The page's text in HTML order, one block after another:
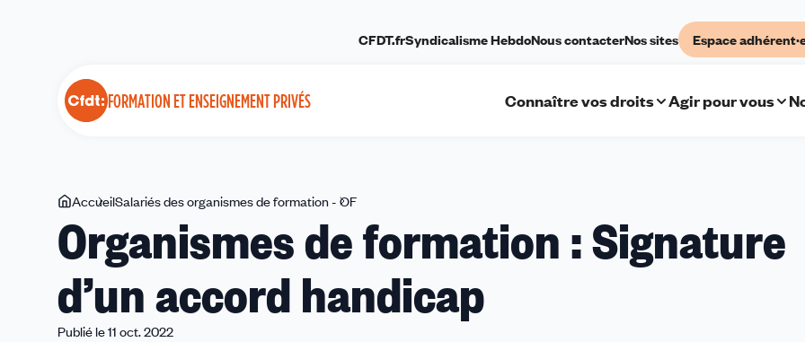
FORMATION ET ENSEIGNEMENT PRIVÉS
CFDT.frSyndicalisme HebdoNous contacterNos sites Espace
Connaître vos droits Agir pour vous
Vous
êtes
ici
AccueilSalariés des organismes de formation - OF
de
formation :
Signature
d’un
Organismes de formation : Signature
d’un accord handicap
Publié le 11 oct. 2022